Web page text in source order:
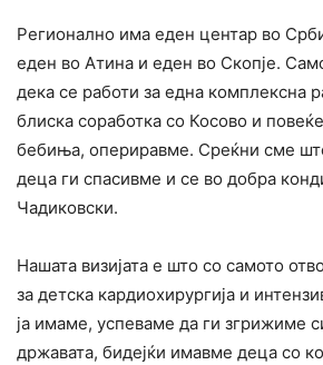
Регионално има еден центар во
еден во Атина и еден во Скопје.
дека се работи за една комплексна
блиска соработка со Косово и
бебиња, опериравме. Среќни сме
деца ги спасивме и се во добра
Чадиковски.
Нашата визијата е што со самото
за детска кардиохирургија и
ја имаме, успеваме да ги згрижиме
државата, бидејќи имавме деца со